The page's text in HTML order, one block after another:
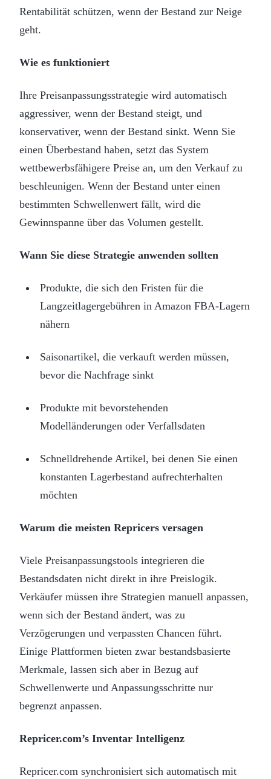
Rentabilität schützen, wenn der Bestand zur Neige
geht.
Wie es funktioniert
Ihre Preisanpassungsstrategie wird automatisch
aggressiver, wenn der Bestand steigt, und
konservativer, wenn der Bestand sinkt. Wenn Sie
einen Überbestand haben, setzt das System
wettbewerbsfähigere Preise an, um den Verkauf zu
beschleunigen. Wenn der Bestand unter einen
bestimmten Schwellenwert fällt, wird die
Gewinnspanne über das Volumen gestellt.
Wann Sie diese Strategie anwenden sollten
Produkte, die sich den Fristen für die
Langzeitlagergebühren in Amazon FBA-Lagern
nähern
Saisonartikel, die verkauft werden müssen,
bevor die Nachfrage sinkt
Produkte mit bevorstehenden
Modelländerungen oder Verfallsdaten
Schnelldrehende Artikel, bei denen Sie einen
konstanten Lagerbestand aufrechterhalten
möchten
Warum die meisten Repricers versagen
Viele Preisanpassungstools integrieren die
Bestandsdaten nicht direkt in ihre Preislogik.
Verkäufer müssen ihre Strategien manuell anpassen,
wenn sich der Bestand ändert, was zu
Verzögerungen und verpassten Chancen führt.
Einige Plattformen bieten zwar bestandsbasierte
Merkmale, lassen sich aber in Bezug auf
Schwellenwerte und Anpassungsschritte nur
begrenzt anpassen.
Repricer.com’s Inventar Intelligenz
Repricer.com synchronisiert sich automatisch mit